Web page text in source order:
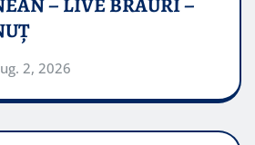
– LIVE BRAURI –
2, 2026